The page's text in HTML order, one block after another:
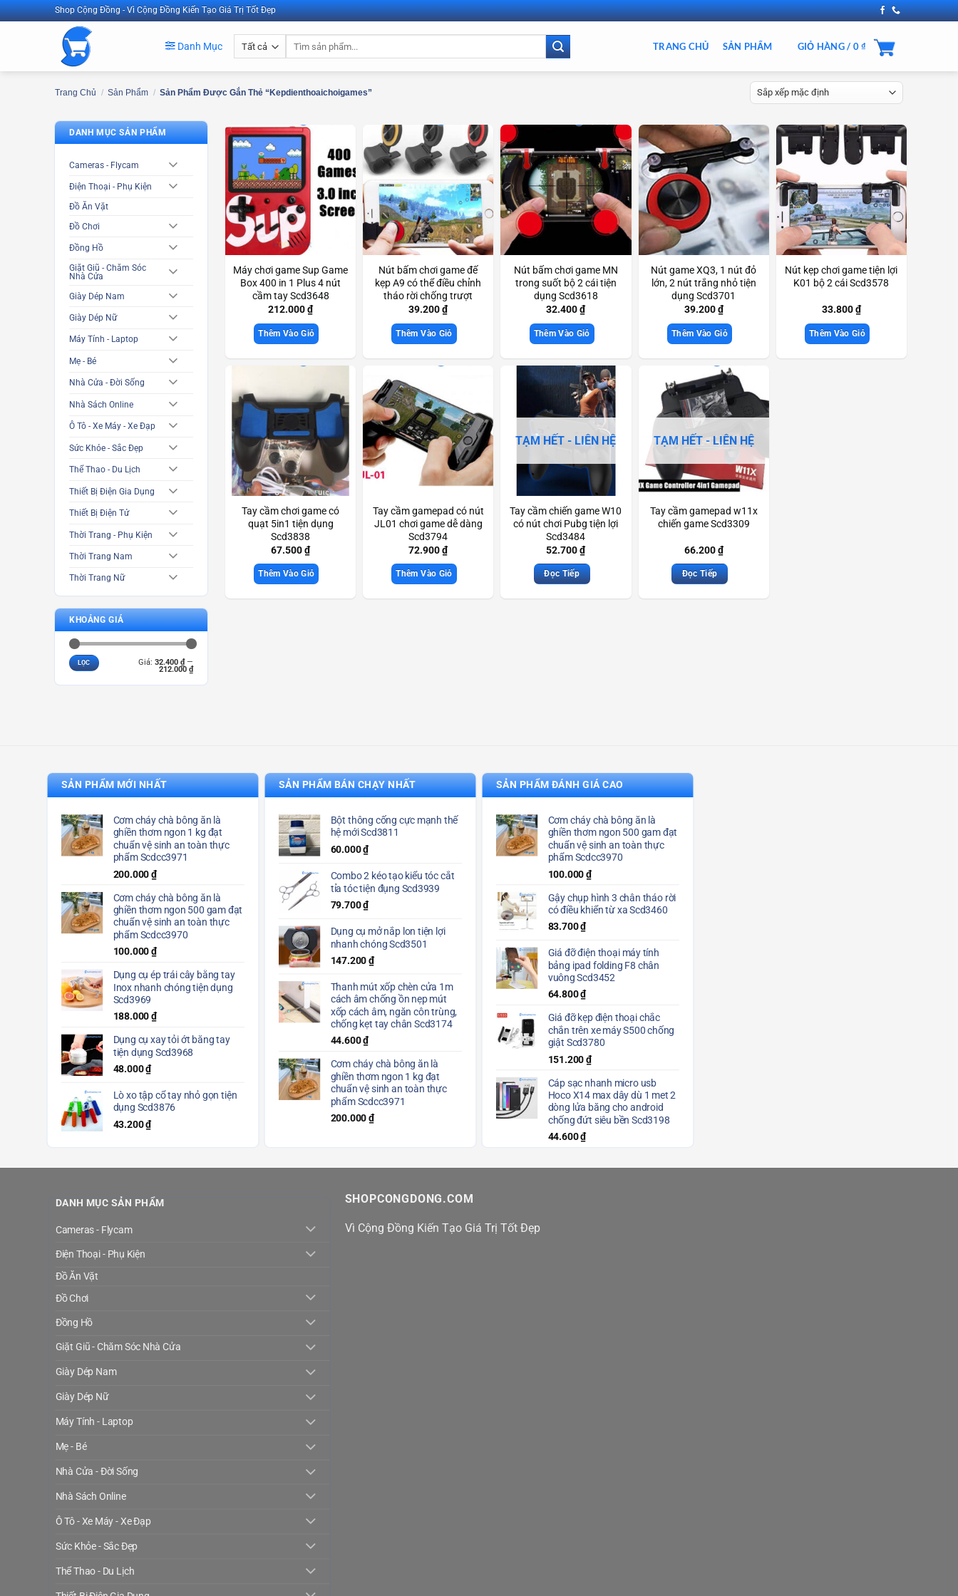
Bỏ
qua
Shop Cộng Đồng - Vì Cộng Đồng Kiến Tạo Giá Trị Tốt Đẹp
Danh Mục TRANG CHỦ SẢN PHẨM GIỎ HÀNG / 0₫
Trang Chủ / Sản Phẩm / Sản Phẩm Được Gắn Thẻ “kepdienthoaichoigames”
DANH MỤC SẢN PHẨM
Cameras - Flycam
Điện Thoại - Phụ Kiện
Đồ Ăn Vặt
Đồ Chơi
Đồng Hồ
Giặt Giũ - Chăm Sóc
Nhà Cửa
Giày Dép Nam
Giày Dép Nữ
Máy Tính - Laptop
Mẹ - Bé
Nhà Cửa - Đời Sống
Nhà Sách Online
Ô Tô - Xe Máy - Xe Đạp
Sức Khỏe - Sắc Đẹp
Thể Thao - Du Lịch
Thiết Bị Điện Gia Dụng
Thiết Bị Điện Tử
Thời Trang - Phụ Kiện
Thời Trang Nam
Thời Trang Nữ
KHOẢNG GIÁ
Giá
tối
thiểu
Giá
tối
đa
LỌC Giá: 32.400 ₫—
212.000 ₫
Máy chơi game Sup Game
Box 400 in 1 Plus 4 nút
cầm tay Scd3648
212.000₫
Thêm Vào Giỏ
Nút bấm chơi game đế
kẹp A9 có thể điều chỉnh
tháo rời chống trượt
Scd3185
39.200₫
Thêm Vào Giỏ
Nút bấm chơi game MN
trong suốt bộ 2 cái tiện
dụng Scd3618
32.400₫
Thêm Vào Giỏ
Nút game XQ3, 1 nút đỏ
lớn, 2 nút trắng nhỏ tiện
dụng Scd3701
39.200₫
Thêm Vào Giỏ
Nút kẹp chơi game tiện lợi
K01 bộ 2 cái Scd3578
33.800₫
Thêm Vào Giỏ
Tay cầm chơi game có
quạt 5in1 tiện dụng
Scd3838
67.500₫
Thêm Vào Giỏ
Tay cầm gamepad có nút
JL01 chơi game dễ dàng
Scd3794
72.900₫
Thêm Vào Giỏ
TẠM HẾT - LIÊN HỆ
Tay cầm chiến game W10
có nút chơi Pubg tiện lợi
Scd3484
52.700₫
Đọc Tiếp
TẠM HẾT - LIÊN HỆ
Tay cầm gamepad w11x
chiến game Scd3309
66.200₫
Đọc Tiếp
SẢN PHẨM MỚI NHẤT
Cơm cháy chà bông ăn là
ghiền thơm ngon 1 kg đạt
chuẩn vệ sinh an toàn thực
phẩm Scdcc3971
200.000₫
Cơm cháy chà bông ăn là
ghiền thơm ngon 500 gam đạt
chuẩn vệ sinh an toàn thực
phẩm Scdcc3970
100.000₫
Dụng cụ ép trái cây bằng tay
Inox nhanh chóng tiện dụng
Scd3969
188.000₫
Dụng cụ xay tỏi ớt bằng tay
tiện dụng Scd3968
48.000₫
Lò xo tập cổ tay nhỏ gọn tiện
dụng Scd3876
43.200₫
SẢN PHẨM BÁN CHẠY NHẤT
Bột thông cống cực mạnh thế
hệ mới Scd3811
60.000₫
Combo 2 kéo tạo kiểu tóc cắt
tỉa tóc tiện đụng Scd3939
79.700₫
Dụng cụ mở nắp lon tiện lợi
nhanh chóng Scd3501
147.200₫
Thanh mút xốp chèn cửa 1m
cách âm chống ồn nẹp mút
xốp cách âm, ngăn côn trùng,
chống kẹt tay chân Scd3174
44.600₫
Cơm cháy chà bông ăn là
ghiền thơm ngon 1 kg đạt
chuẩn vệ sinh an toàn thực
phẩm Scdcc3971
200.000₫
SẢN PHẨM ĐÁNH GIÁ CAO
Cơm cháy chà bông ăn là
ghiền thơm ngon 500 gam đạt
chuẩn vệ sinh an toàn thực
phẩm Scdcc3970
100.000₫
Gậy chụp hình 3 chân tháo rời
có điều khiển từ xa Scd3460
83.700₫
Giá đỡ điện thoại máy tính
bảng ipad folding F8 chân
vuông Scd3452
64.800₫
Giá đỡ kẹp điện thoại chắc
chắn trên xe máy S500 chống
giật Scd3780
151.200₫
Cáp sạc nhanh micro usb
Hoco X14 max dây dù 1 met 2
dòng lửa băng cho android
chống đứt siêu bền Scd3198
44.600₫
DANH MỤC SẢN PHẨM
Cameras - Flycam
Điện Thoại - Phụ Kiện
Đồ Ăn Vặt
Đồ Chơi
Đồng Hồ
Giặt Giũ - Chăm Sóc Nhà Cửa
Giày Dép Nam
Giày Dép Nữ
Máy Tính - Laptop
Mẹ - Bé
Nhà Cửa - Đời Sống
Nhà Sách Online
Ô Tô - Xe Máy - Xe Đạp
Sức Khỏe - Sắc Đẹp
Thể Thao - Du Lịch
SHOPCONGDONG.COM
Vì Cộng Đồng Kiến Tạo Giá Trị Tốt Đẹp